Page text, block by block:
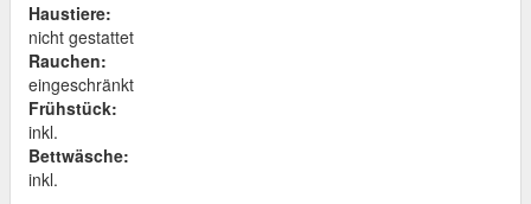
Haustiere:
nicht gestattet
Rauchen:
eingeschränkt
Frühstück:
inkl.
Bettwäsche:
inkl.